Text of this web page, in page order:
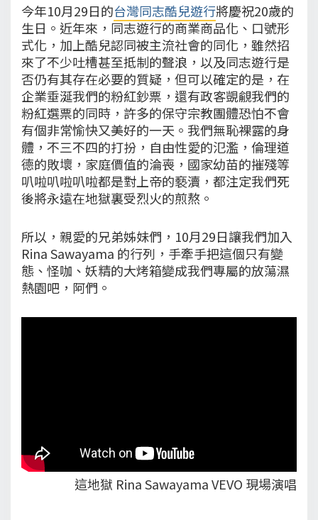
今年10月29日的台灣同志酷兒遊行將慶祝20歲的
生日。近年來，同志遊行的商業商品化、口號形
式化，加上酷兒認同被主流社會的同化，雖然招
來了不少吐槽甚至抵制的聲浪，以及同志遊行是
否仍有其存在必要的質疑，但可以確定的是，在
企業垂涎我們的粉紅鈔票，還有政客覬覦我們的
粉紅選票的同時，許多的保守宗教團體恐怕不會
有個非常愉快又美好的一天。我們無恥裸露的身
體，不三不四的打扮，自由性愛的氾濫，倫理道
德的敗壞，家庭價值的淪喪，國家幼苗的摧殘等
叭啦叭啦叭啦都是對上帝的褻瀆，都注定我們死
後將永遠在地獄裏受烈火的煎熬。
所以，親愛的兄弟姊妹們，10月29日讓我們加入
Rina Sawayama 的行列，手牽手把這個只有變
態、怪咖、妖精的大烤箱變成我們專屬的放蕩濕
熱園吧，阿們。
這地獄 Rina Sawayama VEVO 現場演唱